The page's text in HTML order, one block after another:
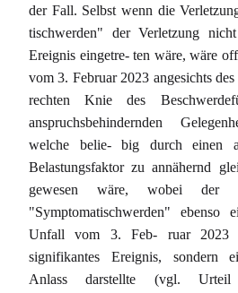
der Fall. Selbst wenn die
tischwerden" der Verletzung
Ereignis eingetre- ten wäre, wäre
vom 3. Februar 2023 angesichts
rechten Knie des
anspruchsbehindernden
welche belie- big durch einen
Belastungsfaktor zu annähernd
gewesen wäre, wobei der
"Symptomatischwerden" ebenso
Unfall vom 3. Feb- ruar 2023
signifikantes Ereignis, sondern
Anlass darstellte (vgl. Urteil